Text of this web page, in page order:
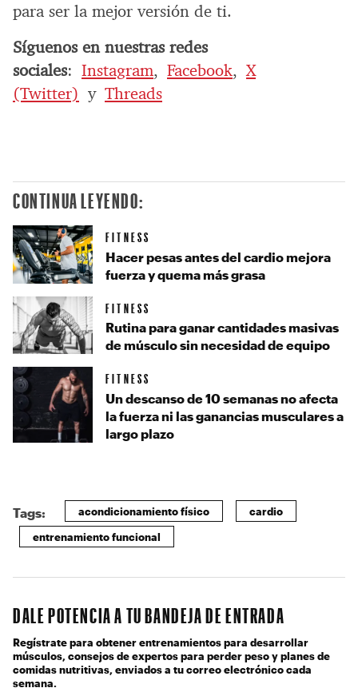
para ser la mejor versión de ti.
Síguenos en nuestras redes
sociales: Instagram, Facebook,X
(Twitter) y Threads
CONTINUA LEYENDO:
FITNESS
Hacer pesas antes del cardio mejora
fuerza y quema más grasa
FITNESS
Rutina para ganar cantidades masivas
de músculo sin necesidad de equipo
FITNESS
Un descanso de 10 semanas no afecta
la fuerza ni las ganancias musculares a
largo plazo
Tags: acondicionamiento físico cardio
entrenamiento funcional
DALE POTENCIA A TU BANDEJA DE ENTRADA
Regístrate para obtener entrenamientos para desarrollar
músculos, consejos de expertos para perder peso y planes de
comidas nutritivas, enviados a tu correo electrónico cada
semana.